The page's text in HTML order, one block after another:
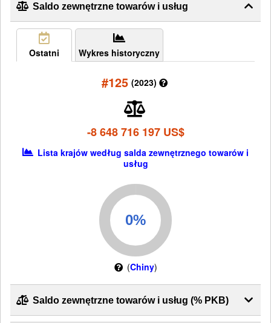
Saldo zewnętrzne towarów i usług
Ostatni Wykres historyczny
#125 (2023)
-8 648 716 197 US$
Lista krajów według salda zewnętrznego towarów i
usług
(Chiny)
Saldo zewnętrzne towarów i usług (% PKB)